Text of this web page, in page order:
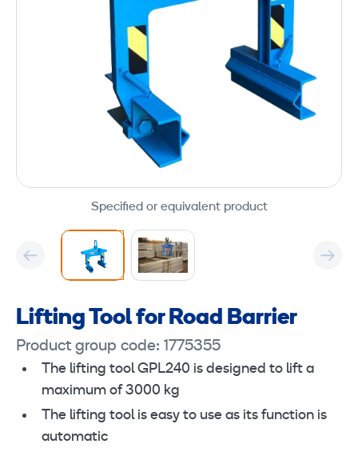
Specified or equivalent product
Lifting Tool for Road Barrier
Product group code: 1775355
The lifting tool GPL240 is designed to lift a
maximum of 3000 kg
The lifting tool is easy to use as its function is
automatic